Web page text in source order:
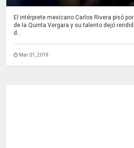
El intérprete mexicano Carlos Rivera pisó
de la Quinta Vergara y su talento dejó
d...
Mar 01, 2019